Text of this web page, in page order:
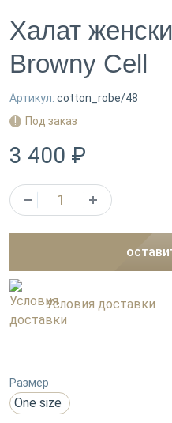
Халат
Browny Cell
Артикул: cotton_robe/48
Под заказ
3 400 ₽
Условия доставки
Размер
One size